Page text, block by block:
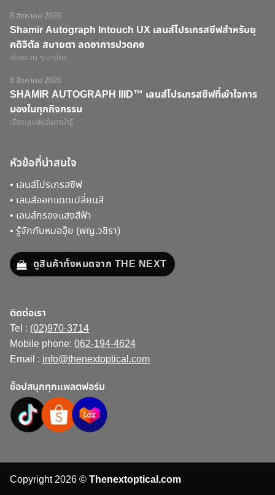
8 สิงหาคม 2026
Shamir Autograph Intouch UX เลนส์โปรเกรสซีฟสำหรับยุ
คดิจิตัล สบายตา ลดอาการปวดคอ
เรื่องแว่น ๆ น่าอ่าน
8 สิงหาคม 2026
SHAMIR AUTOGRAPH IIID™ เลนส์โปรเกรสซีฟที่เข้าใจการ
มองในทุกกิจกรรม
เรื่องเลนส์แว่นตาน่ารู้
หัวข้อที่น่าสนใจ
• เลนส์โปรเกรสซีฟ
• เลนส์ออกแดดเปลี่ยนสี
• เลนส์กรองแสงสีฟ้า
• รู้จักกับหมออุ๊ย (พญ.วชิรา)
ดูสินค้าทั้งหมดจาก THE NEXT
ติดต่อเรา
Tel : (02)970-3714
Mobile phone: 062-194-4624
Email : info@thenextoptical.com
ช็อปสนุกทุกแพลตฟอร์ม
Copyright 2026 ©Thenextoptical.com